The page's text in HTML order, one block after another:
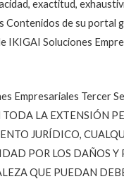
exactitud,
Contenidos de su portal
IKIGAI Soluciones
Empresariales Tercer
TODA LA EXTENSIÓN
JURÍDICO,
POR LOS DAÑOS Y
QUE PUEDAN